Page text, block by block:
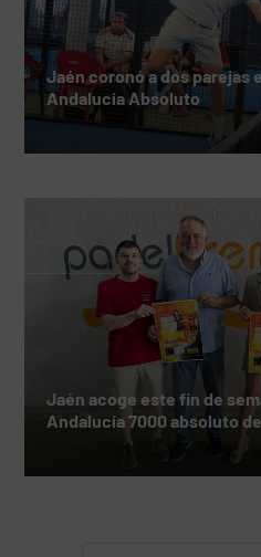
Jaén coronó a dos parejas
Andalucía Absoluto
Jaén acoge este fin de
Andalucía 7000 absoluto